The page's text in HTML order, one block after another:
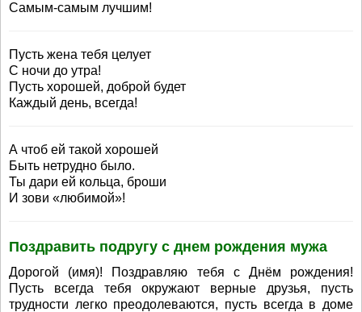
Самым-самым лучшим!
Пусть жена тебя целует
С ночи до утра!
Пусть хорошей, доброй будет
Каждый день, всегда!
А чтоб ей такой хорошей
Быть нетрудно было.
Ты дари ей кольца, броши
И зови «любимой»!
Поздравить подругу с днем рождения мужа
Дорогой (имя)! Поздравляю тебя с Днём рождения!
Пусть всегда тебя окружают верные друзья, пусть
трудности легко преодолеваются, пусть всегда в доме